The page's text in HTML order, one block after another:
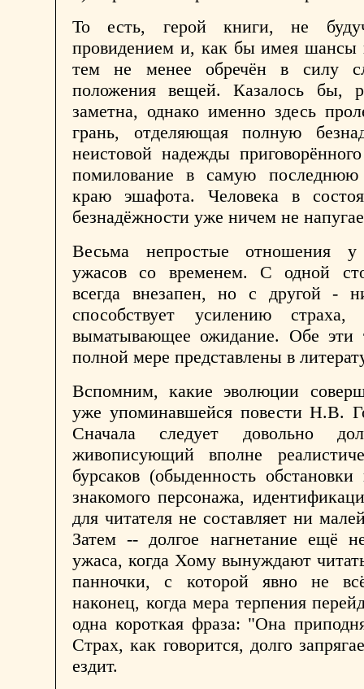
То есть, герой книги, не
провидением и, как бы имея шансы
тем не менее обречён в силу
положения вещей. Казалось бы,
заметна, однако именно здесь
грань, отделяющая полную
неистовой надежды
помилование в самую
краю эшафота. Человека в
безнадёжности уже ничем не
Весьма непростые отношения у
ужасов со временем. С одной
всегда внезапен, но с другой -
способствует усилению
выматывающее ожидание. Обе эти
полной мере представлены в
Вспомним, какие эволюции
уже упоминавшейся повести Н.В.
Сначала следует довольно
живописующий вполне
бурсаков (обыденность
знакомого персонажа,
для читателя не составляет ни
Затем -- долгое нагнетание ещё
ужаса, когда Хому вынуждают
панночки, с которой явно не
наконец, когда мера терпения
одна короткая фраза: "Она
Страх, как говорится, долго
ездит.